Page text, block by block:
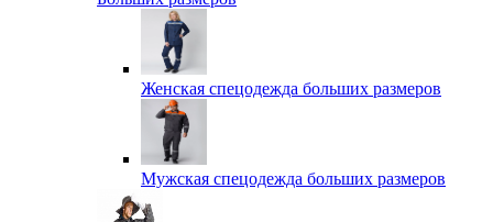
Женская спецодежда больших размеров
Мужская спецодежда больших размеров